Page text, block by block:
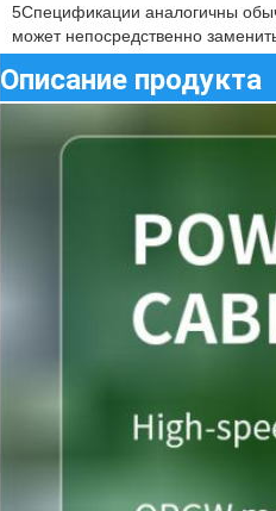
5Спецификации аналогичны
может непосредственно
Описание продукта